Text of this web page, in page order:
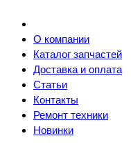
О компании
Каталог запчастей
Доставка и оплата
Статьи
Контакты
Ремонт техники
Новинки